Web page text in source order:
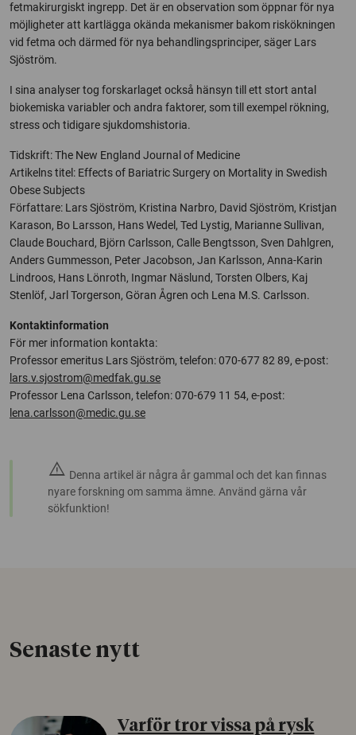
fetmakirurgiskt ingrepp. Det är en observation som öppnar för nya
möjligheter att kartlägga okända mekanismer bakom riskökningen
vid fetma och därmed för nya behandlingsprinciper, säger Lars
Sjöström.
I sina analyser tog forskarlaget också hänsyn till ett stort antal
biokemiska variabler och andra faktorer, som till exempel rökning,
stress och tidigare sjukdomshistoria.
Tidskrift: The New England Journal of Medicine
Artikelns titel: Effects of Bariatric Surgery on Mortality in Swedish
Obese Subjects
Författare: Lars Sjöström, Kristina Narbro, David Sjöström, Kristjan
Karason, Bo Larsson, Hans Wedel, Ted Lystig, Marianne Sullivan,
Claude Bouchard, Björn Carlsson, Calle Bengtsson, Sven Dahlgren,
Anders Gummesson, Peter Jacobson, Jan Karlsson, Anna-Karin
Lindroos, Hans Lönroth, Ingmar Näslund, Torsten Olbers, Kaj
Stenlöf, Jarl Torgerson, Göran Ågren och Lena M.S. Carlsson.
Kontaktinformation
För mer information kontakta:
Professor emeritus Lars Sjöström, telefon: 070-677 82 89, e-post:
lars.v.sjostrom@medfak.gu.se
Professor Lena Carlsson, telefon: 070-679 11 54, e-post:
lena.carlsson@medic.gu.se
warning Denna artikel är några år gammal och det kan finnas
nyare forskning om samma ämne. Använd gärna vår
sökfunktion!
Senaste nytt
Varför tror vissa på rysk